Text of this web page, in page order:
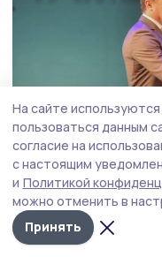
Фото: Вадим Панов
По его словам
продолжить
На сайте
пользоваться данным
согласие на
с настоящим
и Политикой
можно отменить в
Принять